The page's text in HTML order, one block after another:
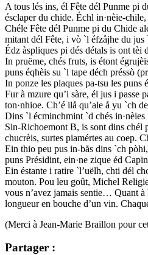
A tous lés ins, él Fête dél Punme pi
ésclaper du chide. Échl in·nèie-
Chéle Fête dél Punme pi du Chide
mitant dél Fête, i vò `l éfzåjhe du
Édz àspliques pi dés détals is ont tèi
In pruëme, chés fruts, is étont
puns éqhèis su `l tape déch préssò
In ponze les plaques pa-tsu les puns
Fur à mzure qu’i sàre, él jus i passe
ton·nhioe. Ch’é ilå qu’ale å yu `ch
Dins `l écminchmint `d chés
Sin-Richoemont B, is sont dins
chucrèis, surtes piamértes au coep.
Ein thio peu pus in-bås dins `ch
puns Présidint, ein·ne zique éd
Ein éstante i ratire `l’uëlh, chti dél
mouton. Pou leu goût, Michel
vous n’avez jamais sentie… Quant
longueur en bouche d’un vin.
(Merci à Jean-Marie Braillon pour
Partager :